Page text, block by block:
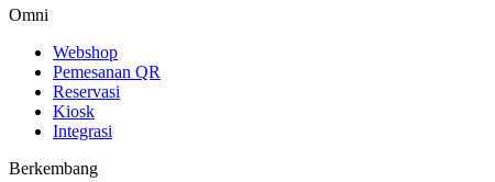
Omni
Webshop
Pemesanan QR
Reservasi
Kiosk
Integrasi
Berkembang